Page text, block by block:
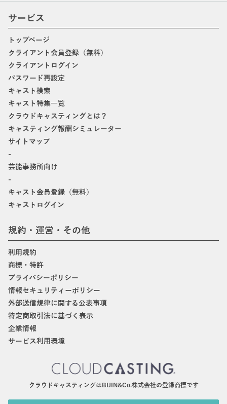
サービス
トップページ
クライアント会員登録（無料）
クライアントログイン
パスワード再設定
キャスト検索
キャスト特集一覧
クラウドキャスティングとは？
キャスティング報酬シミュレーター
サイトマップ
-
芸能事務所向け
-
キャスト会員登録（無料）
キャストログイン
規約・運営・その他
利用規約
商標・特許
プライバシーポリシー
情報セキュリティーポリシー
外部送信規律に関する公表事項
特定商取引法に基づく表示
企業情報
サービス利用環境
クラウドキャスティングはBIJIN&Co.株式会社の登録商標です